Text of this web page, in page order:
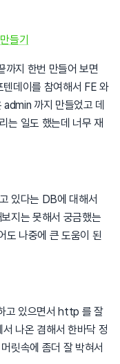
들기
까지 한번 만들어 보면
데이를 참여해서 FE 와
까지 만들었고 데
는 일도 했는데 너무 재
있다는 DB에 대해서
지는 못해서 궁금했는
도 나중에 큰 도움이 된
고 있으면서 http 를 잘
나온 겸해서 한바닥 정
릿속에 좀더 잘 박혀서